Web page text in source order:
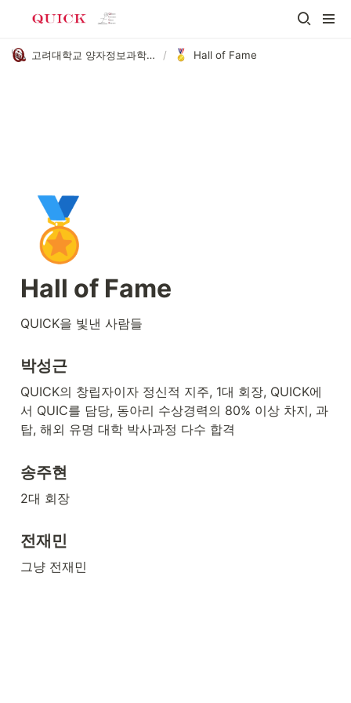
고려대학교 양자정보과학 학술동아리 QUICK / Hall of Fame
🏅
Hall of Fame
QUICK을 빛낸 사람들
박성근
QUICK의 창립자이자 정신적 지주, 1대 회장, QUICK에
서 QUIC를 담당, 동아리 수상경력의 80% 이상 차지, 과
탑, 해외 유명 대학 박사과정 다수 합격
송주현
2대 회장
전재민
그냥 전재민